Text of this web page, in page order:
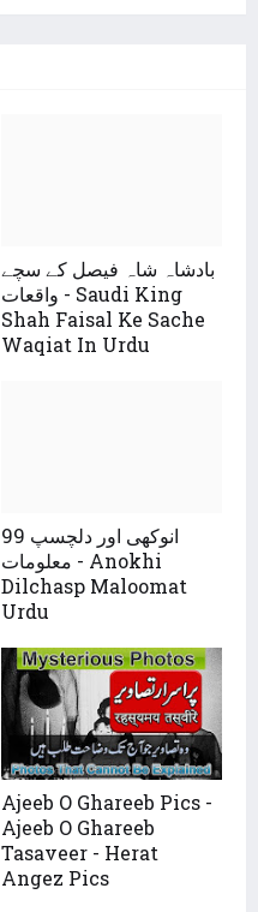
بادشاہ شاہ فیصل کے سچے
واقعات - Saudi King
Shah Faisal Ke Sache
Waqiat In Urdu
99 انوکھی اور دلچسپ
معلومات - Anokhi
Dilchasp Maloomat
Urdu
Ajeeb O Ghareeb Pics -
Ajeeb O Ghareeb
Tasaveer - Herat
Angez Pics